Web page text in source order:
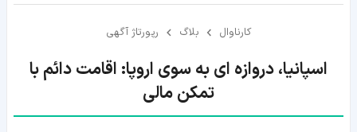
کارناوال بلاگ رپورتاژ آگهی
اسپانیا، دروازه ای به سوی اروپا: اقامت دائم با
تمکن مالی